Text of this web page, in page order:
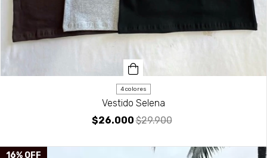
4 colores
Vestido Selena
$26.000$29.900
16% OFF